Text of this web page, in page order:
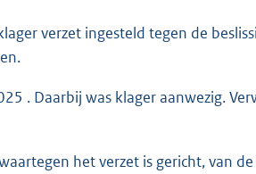
verzet ingesteld tegen de
. Daarbij was klager aanwezig.
het verzet is gericht, van